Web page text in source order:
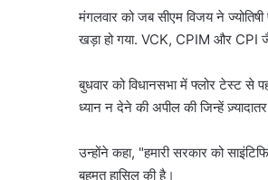
मंगलवार को जब सीएम विजय ने
खड़ा हो गया. VCK, CPIM और CPI
बुधवार को विधानसभा में फ्लोर टेस्ट
ध्यान न देने की अपील की जिन्हें
उन्होंने कहा, "हमारी सरकार को
बहुमत हासिल की है।